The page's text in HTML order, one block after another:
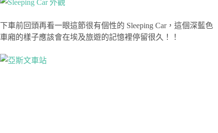
下車前回頭再看一眼這節很有個性的 Sleeping Car，這個深藍色
車廂的樣子應該會在埃及旅遊的記憶裡停留很久！！